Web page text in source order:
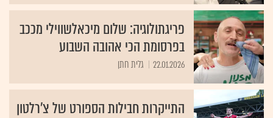
פריגתולוגיה: שלום מיכאלשווילי מככב
בפרסומת הכי אהובה השבוע
22.01.2026 גלית חתן
התייקרות חבילות הספורט של צ'רלטון